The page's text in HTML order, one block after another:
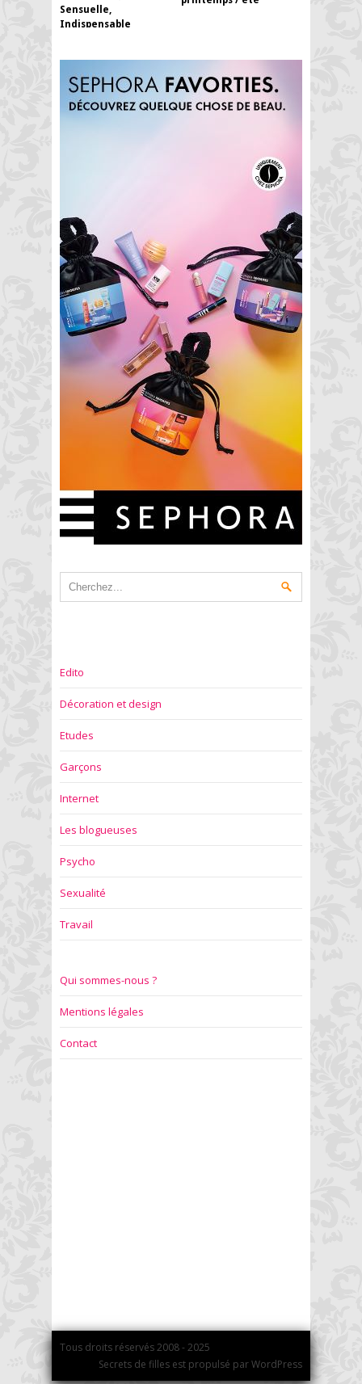
Sensuelle,
Indispensable
Edito
Décoration et design
Etudes
Garçons
Internet
Les blogueuses
Psycho
Sexualité
Travail
Qui sommes-nous ?
Mentions légales
Contact
Tous droits réservés 2008 - 2025
Secrets de filles est propulsé par WordPress